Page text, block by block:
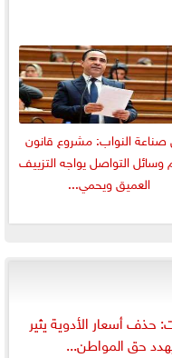
صناعة النواب: مشروع قانون
وسائل التواصل يواجه التزييف
العميق ويحمي...
أسعار الأدوية يثير
حق المواطن...